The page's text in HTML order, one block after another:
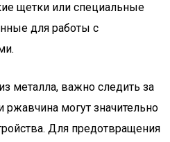
щетки или специальные
для работы с
металла, важно следить за
ржавчина могут значительно
Для предотвращения